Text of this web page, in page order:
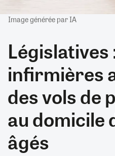
Image générée par IA
Législatives
infirmières
des vols de
au domicile
âgés